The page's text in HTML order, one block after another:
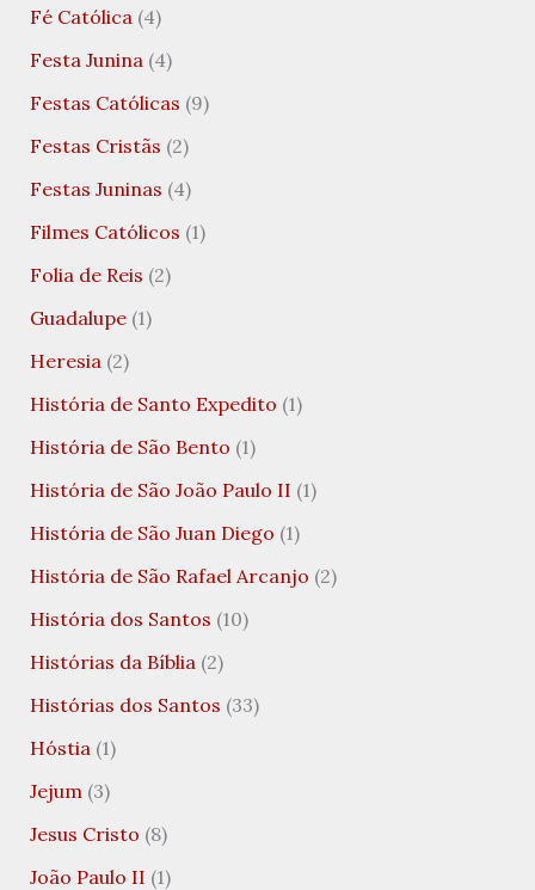
Fé Católica (4)
Festa Junina (4)
Festas Católicas (9)
Festas Cristãs (2)
Festas Juninas (4)
Filmes Católicos (1)
Folia de Reis (2)
Guadalupe(1)
Heresia (2)
História de Santo Expedito (1)
História de São Bento (1)
História de São João Paulo II (1)
História de São Juan Diego (1)
História de São Rafael Arcanjo (2)
História dos Santos (10)
Histórias da Bíblia (2)
Histórias dos Santos (33)
Hóstia (1)
Jejum (3)
Jesus Cristo (8)
João Paulo II (1)